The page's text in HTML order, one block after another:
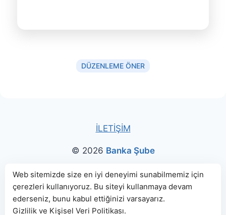
DÜZENLEME ÖNER
İLETİŞİM
© 2026 Banka Şube
Bu sitede paylaşılan banka bilgileri için kaynak olarak
genellikle TBBveBDDKweb sitelerinden faydalanılmış, harita
konumları için Google Haritalar kullanılmıştır.
Web sitemizde size en iyi deneyimi sunabilmemiz için
çerezleri kullanıyoruz. Bu siteyi kullanmaya devam
ederseniz, bunu kabul ettiğinizi varsayarız.
Gizlilik ve Kişisel Veri Politikası.